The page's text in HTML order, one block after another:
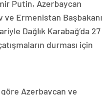
Putin, Azerbaycan
ve Ermenistan Başbakanı
Dağlık Karabağ’da 27
durması için
Azerbaycan ve